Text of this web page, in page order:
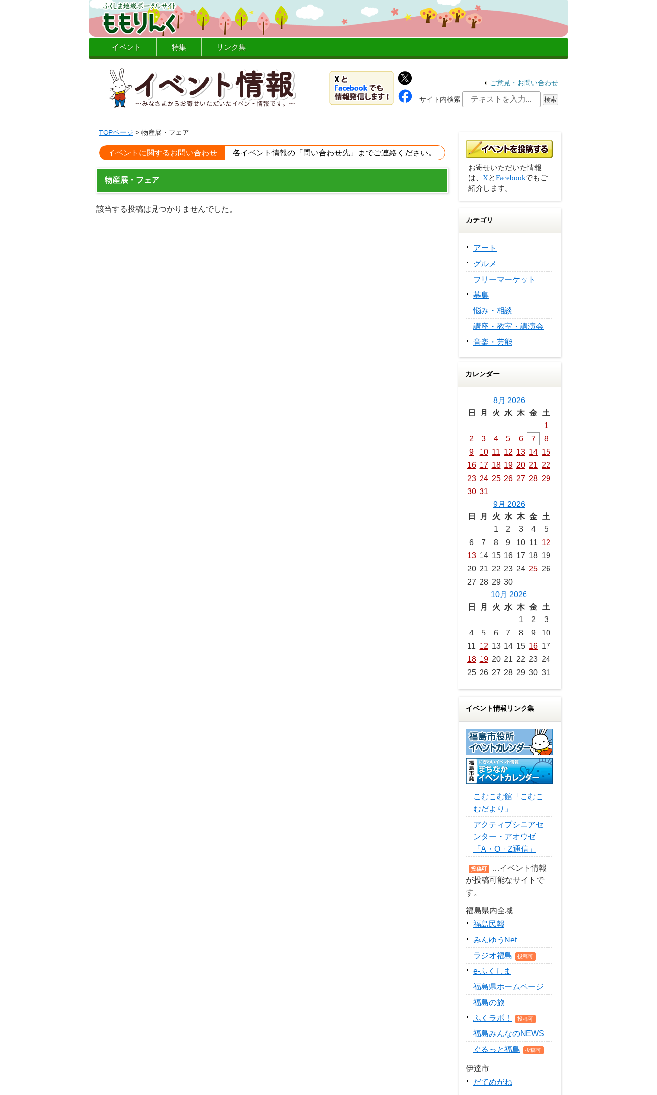
イベント 特集 リンク集
ご意見・お問い合わせ
サイト内検索
TOPページ > 物産展・フェア
イベントに関するお問い合わせ 各イベント情報の「問い合わせ先」までご連絡ください。
物産展・フェア
該当する投稿は見つかりませんでした。
お寄せいただいた情報
は、 XとFacebookでもご
紹介します。
カテゴリ
アート
グルメ
フリーマーケット
募集
悩み・相談
講座・教室・講演会
音楽・芸能
カレンダー
8月 2026
日
月 火 水 木 金
土
1
2
3 4 5 6 7
8
9
10 11 12 13 14 15
16 17 18 19 20 21 22
23 24 25 26 27 28 29
30 31
9月 2026
日
月 火 水 木 金
土
1
2 3 4
5
6
7 8 9 10 11 12
13 14 15 16 17 18 19
20 21 22 23 24 25 26
27 28 29 30
10月 2026
日
月 火 水 木 金
土
1
2
3
4
5 6 7 8 9
10
11 12 13 14 15 16 17
18 19 20 21 22 23 24
25 26 27 28 29 30 31
イベント情報リンク集
こむこむ館「こむこ
むだより」
アクティブシニアセ
ンター・アオウゼ
「A・O・Z通信」
投稿可
…イベント情報
が投稿可能なサイトで
す。
福島県内全域
福島民報
みんゆうNet
ラジオ福島
投稿可
e-ふくしま
福島県ホームページ
福島の旅
ふくラボ！
投稿可
福島みんなのNEWS
ぐるっと福島
投稿可
伊達市
だてめがね